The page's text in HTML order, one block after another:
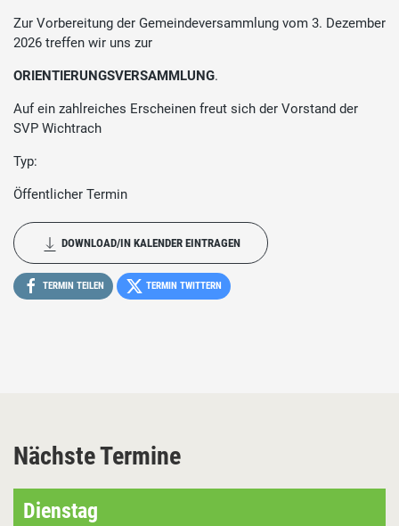
Zur Vorbereitung der Gemeindeversammlung vom 3. Dezember
2026 treffen wir uns zur
ORIENTIERUNGSVERSAMMLUNG.
Auf ein zahlreiches Erscheinen freut sich der Vorstand der
SVP Wichtrach
Typ:
Öffentlicher Termin
DOWNLOAD/IN KALENDER EINTRAGEN
TERMIN TEILEN TERMIN TWITTERN
Nächste Termine
Dienstag